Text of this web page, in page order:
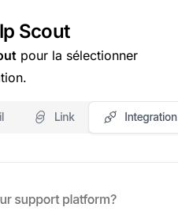
Scout
pour la sélectionner